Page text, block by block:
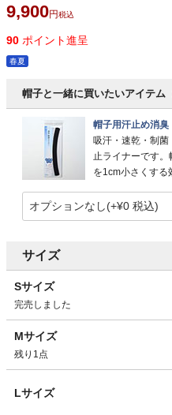
9,900 税込
90 ポイント進呈
春夏
帽子と一緒に買いたいアイテム
帽子用汗止め消
吸汗・速乾・制
止ライナーです。
を1cm小さくする
サイズ
Sサイズ
完売しました
Mサイズ
残り1点
Lサイズ